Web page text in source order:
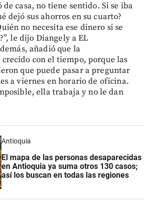
de casa, no tiene sentido. Si se iba
dejó sus ahorros en su cuarto?
no necesita ese dinero si se
le dijo Diangely a EL
añadió que la
crecido con el tiempo, porque las
que puede pasar a preguntar
a viernes en horario de oficina.
ella trabaja y no le dan
Antioquia
El mapa de las personas desaparecidas
en Antioquia ya suma otros 130 casos;
así los buscan en todas las regiones